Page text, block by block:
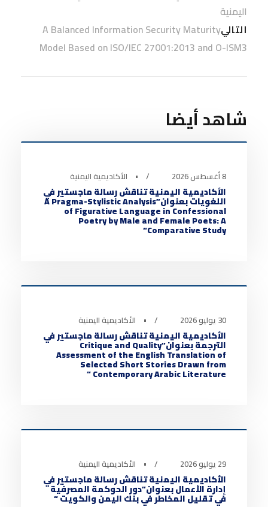
اليمنية
التاليA Balanced Information Security Maturity
Model Based on ISO/IEC 27001:2013 and O-ISM3
شاهد أيضا
أخبار الأكاديمية
8 أغسطس 2026 • الأكاديمية اليمنية
الأكاديمية اليمنية تناقش رسالة ماجستير في
اللغويات بعنوان”A Pragma-Stylistic Analysis
of Figurative Language in Confessional
Poetry by Male and Female Poets: A
Comparative Study“
30 يوليو 2026 • الأكاديمية اليمنية
الأكاديمية اليمنية تناقش رسالة ماجستير في
الترجمة بعنوان”Critique and Quality
Assessment of the English Translation of
Selected Short Stories Drawn from
Contemporary Arabic Literature “
29 يوليو 2026 • الأكاديمية اليمنية
الأكاديمية اليمنية تناقش رسالة ماجستير في
إدارة الأعمال بعنوان”دور الحوكمة المصرفية
في تقليل المخاطر في بنك اليمن والكويت “